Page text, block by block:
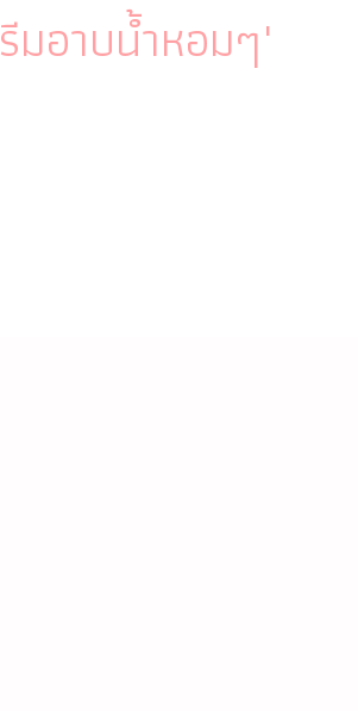
อาบน้ำหอมๆ"